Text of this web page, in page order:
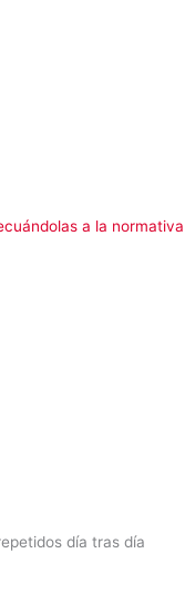
a la normativa
día tras día